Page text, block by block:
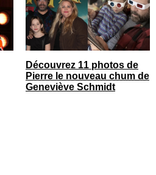
Découvrez 11 photos de
Pierre le nouveau chum de
Geneviève Schmidt